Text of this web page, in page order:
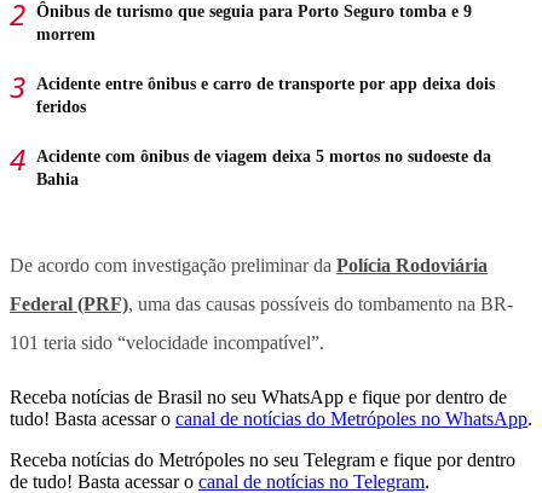
Ônibus de turismo que seguia para Porto Seguro tomba e 9
morrem
Acidente entre ônibus e carro de transporte por app deixa dois
feridos
Acidente com ônibus de viagem deixa 5 mortos no sudoeste da
Bahia
De acordo com investigação preliminar da Polícia Rodoviária
Federal (PRF), uma das causas possíveis do tombamento na BR-
101 teria sido “velocidade incompatível”.
Receba notícias de Brasil no seu WhatsApp e fique por dentro de
tudo! Basta acessar o canal de notícias do Metrópoles no WhatsApp.
Receba notícias do Metrópoles no seu Telegram e fique por dentro
de tudo! Basta acessar o canal de notícias no Telegram.